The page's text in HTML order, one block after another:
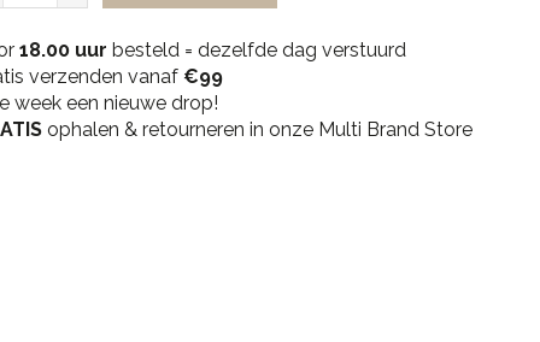
Vertical
Tee
-
Black
18.00 uur besteld = dezelfde dag verstuurd
verzenden vanaf €99
week een nieuwe drop!
ophalen & retourneren in onze Multi Brand Store